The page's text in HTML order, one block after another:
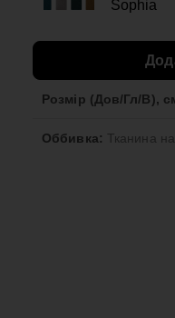
Розмір (Дов/Гл/В),
Оббивка: Тканина на